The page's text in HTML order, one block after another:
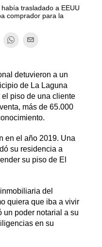
trasladado a EEUU
comprador para la
detuvieron a un
de La Laguna
el piso de una cliente
más de 65.000
en el año 2019. Una
su residencia a
su piso de El
del
quiera que iba a vivir
un poder notarial a su
en su